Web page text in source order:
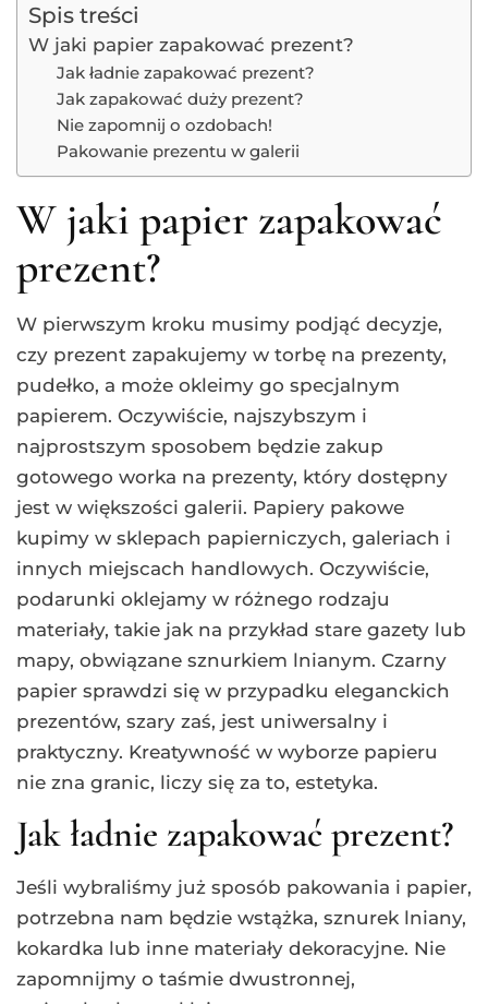
Spis treści
W jaki papier zapakować prezent?
Jak ładnie zapakować prezent?
Jak zapakować duży prezent?
Nie zapomnij o ozdobach!
Pakowanie prezentu w galerii
W jaki papier zapakować
prezent?
W pierwszym kroku musimy podjąć decyzje,
czy prezent zapakujemy w torbę na prezenty,
pudełko, a może okleimy go specjalnym
papierem. Oczywiście, najszybszym i
najprostszym sposobem będzie zakup
gotowego worka na prezenty, który dostępny
jest w większości galerii. Papiery pakowe
kupimy w sklepach papierniczych, galeriach i
innych miejscach handlowych. Oczywiście,
podarunki oklejamy w różnego rodzaju
materiały, takie jak na przykład stare gazety lub
mapy, obwiązane sznurkiem lnianym. Czarny
papier sprawdzi się w przypadku eleganckich
prezentów, szary zaś, jest uniwersalny i
praktyczny. Kreatywność w wyborze papieru
nie zna granic, liczy się za to, estetyka.
Jak ładnie zapakować prezent?
Jeśli wybraliśmy już sposób pakowania i papier,
potrzebna nam będzie wstążka, sznurek lniany,
kokardka lub inne materiały dekoracyjne. Nie
zapomnijmy o taśmie dwustronnej,